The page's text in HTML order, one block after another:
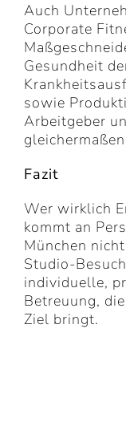
Auch
Corporate
Gesundheit
sowie
Arbeitgeber
Fazit
Wer wirklich
kommt an
München
Studio-
individuelle,
Betreuung,
Ziel bringt.